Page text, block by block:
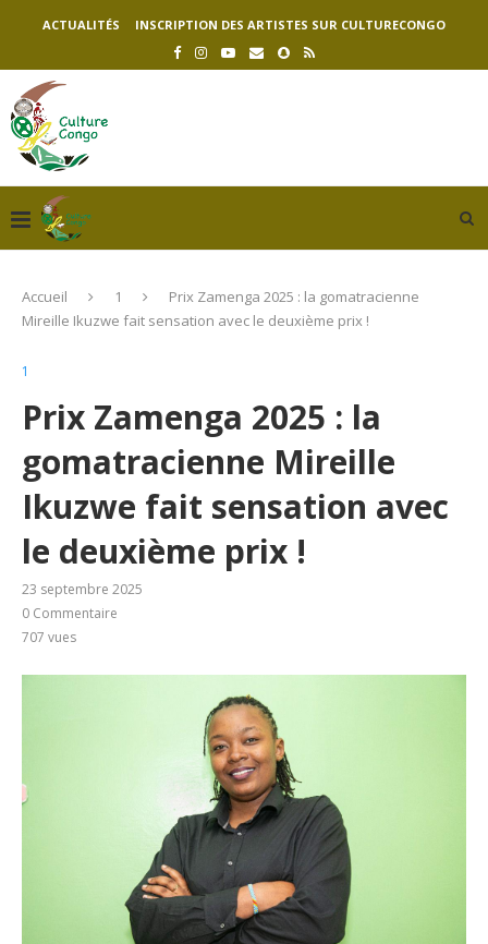
ACTUALITÉS INSCRIPTION DES ARTISTES SUR CULTURECONGO
Accueil 1
Prix Zamenga 2025 : la gomatracienne
Mireille Ikuzwe fait sensation avec le deuxième prix !
1
Prix Zamenga 2025 : la
gomatracienne Mireille
Ikuzwe fait sensation avec
le deuxième prix !
23 septembre 2025
0 Commentaire
707 vues